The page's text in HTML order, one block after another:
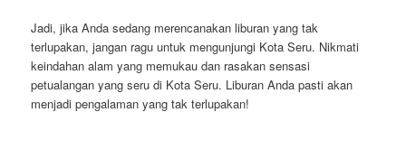
Jadi, jika Anda sedang merencanakan liburan yang tak
terlupakan, jangan ragu untuk mengunjungi Kota Seru. Nikmati
keindahan alam yang memukau dan rasakan sensasi
petualangan yang seru di Kota Seru. Liburan Anda pasti akan
menjadi pengalaman yang tak terlupakan!